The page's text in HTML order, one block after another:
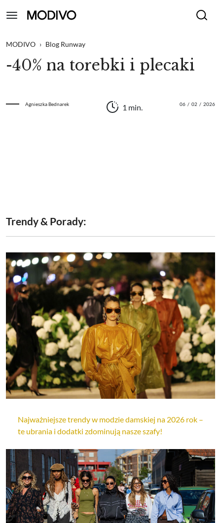
MODIVO › Blog Runway
-40% na torebki i plecaki
Agnieszka Bednarek 1 min. 06 / 02 / 2026
Trendy & Porady:
Najważniejsze trendy w modzie damskiej na 2026 rok –
te ubrania i dodatki zdominują nasze szafy!